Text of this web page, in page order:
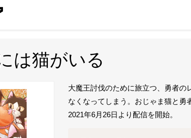
は猫がいる
大魔王討伐のために旅立つ、勇者
なくなってしまう。おじゃま猫と
2021年6月26日より配信を開始。